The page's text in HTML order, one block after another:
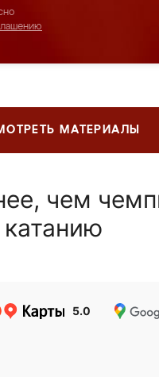
МАТЕРИАЛЫ
чем
катанию
5.0